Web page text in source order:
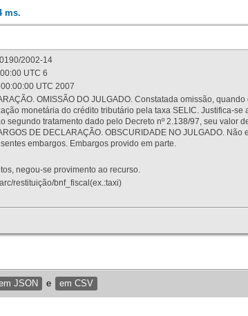
ms.
2002-14
UTC 6
UTC 2007
OMISSÃO DO JULGADO. Constatada omissão,
monetária do crédito tributário pela taxa SELIC. Justifica-
segundo tratamento dado pelo Decreto nº 2.138/97, seu valor
DE DECLARAÇÃO. OBSCURIDADE NO JULGADO.
embargos. Embargos provido em parte.
negou-se provimento ao recurso.
restituição/bnf_fiscal(ex.:taxi)
JSON e em CSV